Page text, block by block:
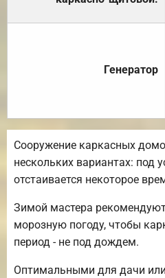
Генератор
Сооружение каркасных
нескольких вариантах: под
отстаивается некоторое
Зимой мастера
морозную погоду, чтобы
период - не под дождем.
Оптимальными для дачи